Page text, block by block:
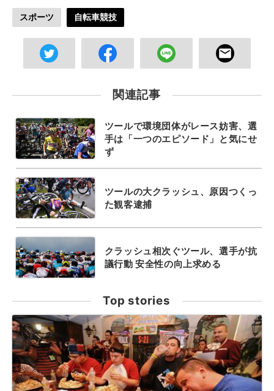
スポーツ 自転車競技
関連記事
ツールで環境団体がレース妨害、選
手は「一つのエピソード」と気にせ
ず
ツールの大クラッシュ、原因つくっ
た観客逮捕
クラッシュ相次ぐツール、選手が抗
議行動 安全性の向上求める
Top stories